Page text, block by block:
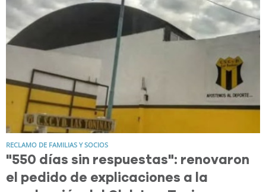
RECLAMO DE FAMILIAS Y SOCIOS
"550 días sin respuestas": renovaron
el pedido de explicaciones a la